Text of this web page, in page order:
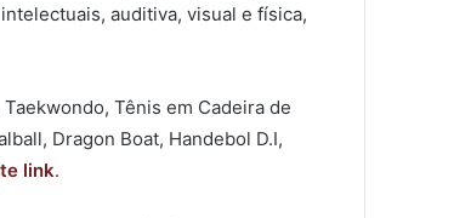
auditiva, visual e física,
Tênis em Cadeira de
Dragon Boat, Handebol D.I,
link.